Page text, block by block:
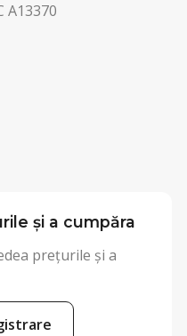
A13370
și a cumpăra
prețurile și a